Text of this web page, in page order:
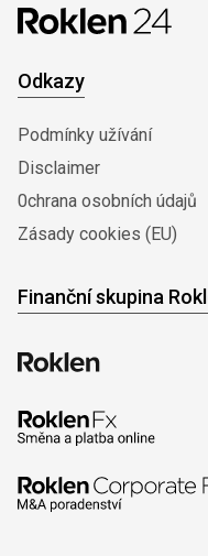
Odkazy
Podmínky užívání
Disclaimer
0chrana osobních údajů
Zásady cookies (EU)
Finanční skupina